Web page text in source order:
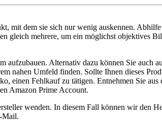
mit dem sie sich nur wenig auskennen.
gleich mehrere, um ein möglichst objektives
Alternativ dazu können Sie auch
nahen Umfeld finden. Sollte Ihnen dieses
einen Fehlkauf zu tätigen. Entnehmen Sie
Amazon Prime Account.
wenden. In diesem Fall können wir den
Mail.